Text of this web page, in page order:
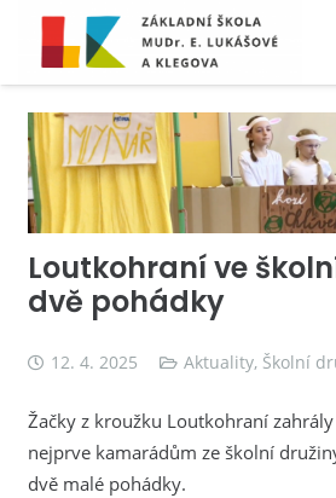
Loutkohraní ve
dvě pohádky
12. 4. 2025 Aktuality, Školní
Žačky z kroužku Loutkohraní
nejprve kamarádům ze školní
dvě malé pohádky.